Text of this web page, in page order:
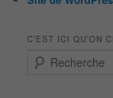
C’EST ICI QU’ON